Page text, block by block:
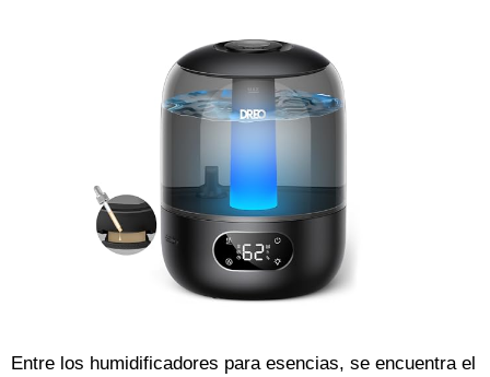
Entre los humidificadores para esencias, se encuentra el